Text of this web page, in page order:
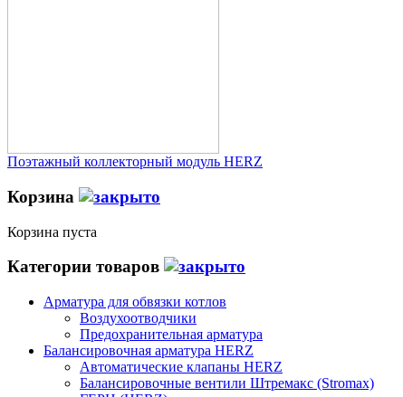
Поэтажный коллекторный модуль HERZ
Корзина
Корзина пуста
Категории товаров
Арматура для обвязки котлов
Воздухоотводчики
Предохранительная арматура
Балансировочная арматура HERZ
Автоматические клапаны HERZ
Балансировочные вентили Штремакс (Stromax)